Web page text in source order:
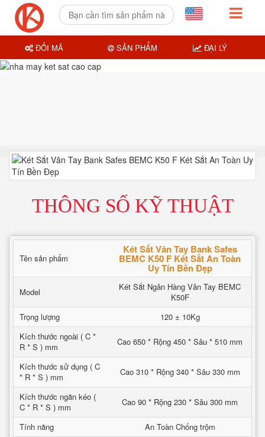
THÔNG SỐ KỸ THUẬT
Tên sản phẩm
Két Sắt Vân Tay Bank Safes
BEMC K50 F Két Sắt An Toàn
Uy Tín Bền Đẹp
Model
Két Sắt Ngân Hàng Vân Tay BEMC
K50F
Trọng lượng
120 ± 10Kg
Kích thước ngoài ( C *
R * S ) mm
Cao 650 * Rộng 450 * Sâu * 510 mm
Kích thước sử dụng ( C
* R * S ) mm
Cao 310 * Rộng 340 * Sâu 330 mm
Kích thước ngăn kéo (
C * R * S ) mm
Cao 90 * Rộng 230 * Sâu 300 mm
Tính năng
An Toàn Chống trộm
ĐỔI MÃ SẢN PHẨM ĐẠI LÝ